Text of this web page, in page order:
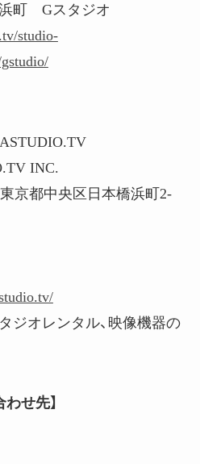
町 Gスタジオ
studio-
INC.
京都中央区日本橋浜町2-
ジオレンタル、映像機器の
せ先】